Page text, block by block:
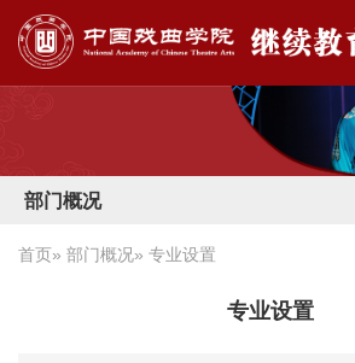
部门概况
首页» 部门概况» 专业设置
专业设置